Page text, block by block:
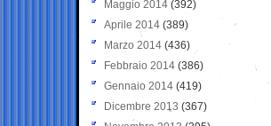
Maggio 2014 (392)
Aprile 2014 (389)
Marzo 2014 (436)
Febbraio 2014 (386)
Gennaio 2014 (419)
Dicembre 2013 (367)